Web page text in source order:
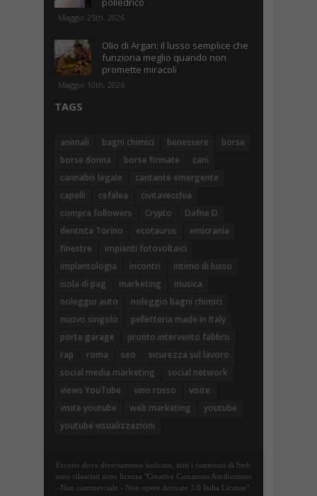
Maggio 25th, 2026
Olio di Argan: il lusso semplice che
funziona meglio quando non
promette miracoli
Maggio 10th, 2026
TAGS
animali bagni chimici benessere
borse
borse donna
borse firmate
cani
cannabis legale
cantante emergente
capelli
cefalea
civitavecchia
compra followers
Crypto
Dafne D
dentista Torino
ecotaurus
emicrania
finestre
impianti fotovoltaici
implantologia
incontri
intimo di lusso
isola di pag
marketing
musica
noleggio auto
noleggio bagni chimici
nuovo singolo
pelletteria made in Italy
porte garage
pronto intervento fabbro
rap
roma seo
sicurezza sul lavoro
social media marketing
social network
views YouTube
vino rosso
visite
visite youtube
web marketing
youtube
youtube visualizzazioni
Eccetto dove diversamente indicato, tutti i contenuti di Steb
sono rilasciati sotto licenza "Creative Commons Attribuzione
- Non commerciale - Non opere derivate 3.0 Italia License".